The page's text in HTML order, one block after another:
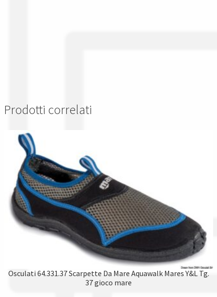
Prodotti correlati
Osculati 64.331.37 Scarpette Da Mare Aquawalk Mares Y&L Tg.
37 gioco mare